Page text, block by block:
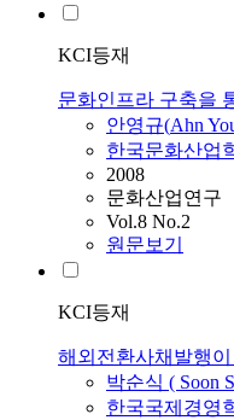
KCI등재
문화인프라 구축을
안영규(Ahn
한국문화산업
2008
문화산업연구
Vol.8 No.2
원문보기
KCI등재
해외전환사채발행
박순식 ( Soon
한국국제경영